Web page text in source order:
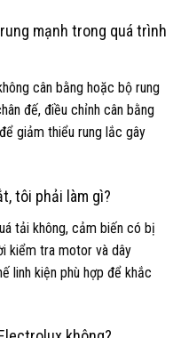
mạnh trong quá trình
cân bằng hoặc bộ rung
đế, điều chỉnh cân bằng
giảm thiểu rung lắc gây
tôi phải làm gì?
tải không, cảm biến có bị
kiểm tra motor và dây
linh kiện phù hợp để khắc